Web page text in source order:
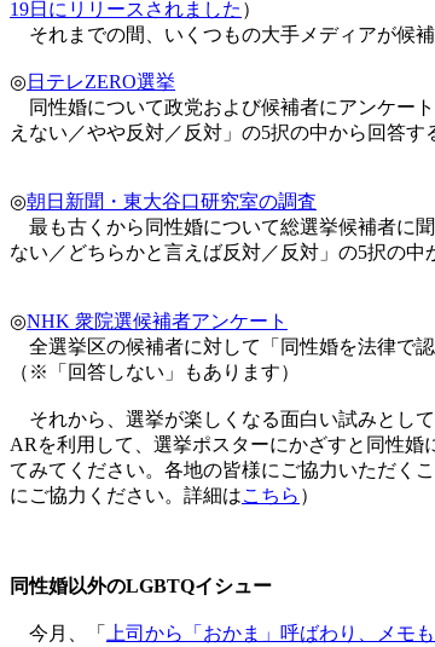
19日にリリースされました ）
それまでの間、いくつもの大手メディアが候
◎ 日テレZERO選挙
同性婚について政党および候補者にアンケー
えない／やや反対／反対」の5択の中から回答
◎朝日新聞・東大谷口研究室の調査
最も古くから同性婚について総選挙候補者に
ない／どちらかと言えば反対／反対」の5択の
◎NHK 衆院選候補者アンケート
全選挙区の候補者に対して「同性婚を法律で
（※「回答しない」もあります）
それから、選挙が楽しくなる面白い試みとして
ARを利用して、選挙ポスターにかざすと同性
てみてください。各地の皆様にご協力いただく
にご協力ください。詳細はこちら ）
同性婚以外のLGBTQイシュー
今月、「 上司から「おかま」呼ばわり、メ